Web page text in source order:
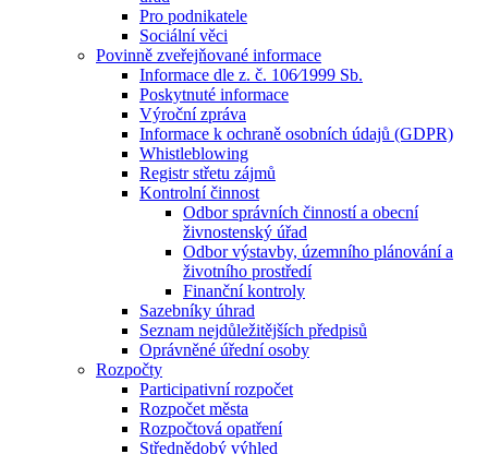
Pro podnikatele
Sociální věci
Povinně zveřejňované informace
Informace dle z. č. 106⁄1999 Sb.
Poskytnuté informace
Výroční zpráva
Informace k ochraně osobních údajů (GDPR)
Whistleblowing
Registr střetu zájmů
Kontrolní činnost
Odbor správních činností a obecní
živnostenský úřad
Odbor výstavby, územního plánování a
životního prostředí
Finanční kontroly
Sazebníky úhrad
Seznam nejdůležitějších předpisů
Oprávněné úřední osoby
Rozpočty
Participativní rozpočet
Rozpočet města
Rozpočtová opatření
Střednědobý výhled